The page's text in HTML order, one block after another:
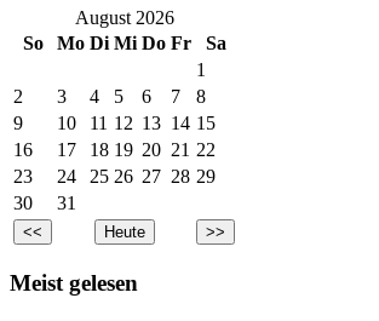
August 2026
So
Mo Di Mi Do Fr
Sa
1
2
3 4 5 6 7
8
9
10 11 12 13 14 15
16
17 18 19 20 21 22
23
24 25 26 27 28 29
30
31
Meist gelesen